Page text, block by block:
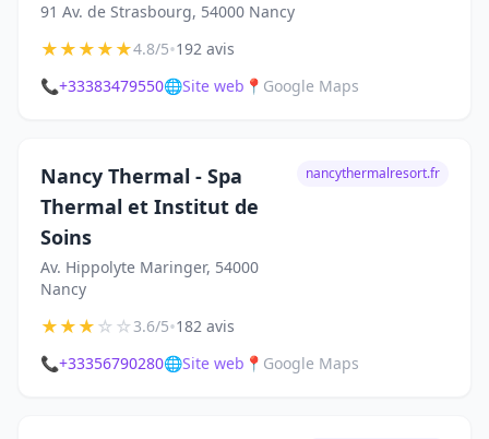
91 Av. de Strasbourg, 54000 Nancy
★★★★★4.8/5•192 avis
📞+33383479550🌐Site web 📍 Google Maps
Nancy Thermal - Spa
Thermal et Institut de
Soins
Av. Hippolyte Maringer, 54000
Nancy
nancythermalresort.fr
★★★☆☆3.6/5•182 avis
📞+33356790280🌐Site web 📍 Google Maps